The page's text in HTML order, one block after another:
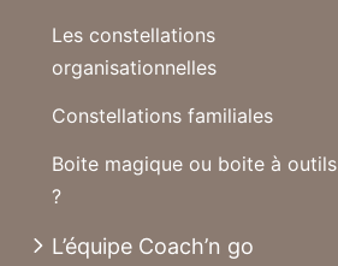
Les constellations
organisationnelles
Constellations familiales
Boite magique ou boite à outils
?
L’équipe Coach’n go